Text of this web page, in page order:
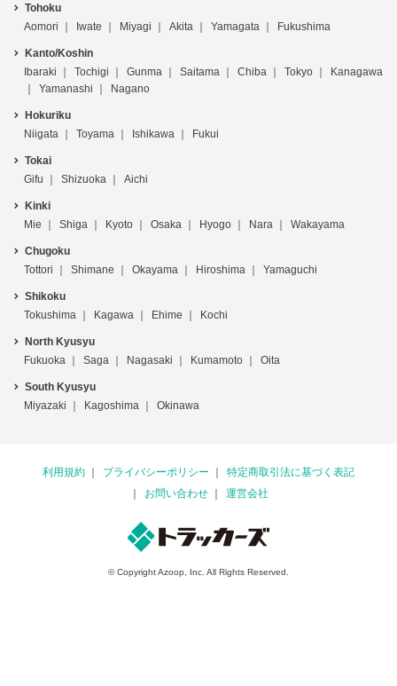
Tohoku
Aomori
Iwate Miyagi Akita Yamagata Fukushima
Kanto/Koshin
Ibaraki
Tochigi Gunma Saitama Chiba Tokyo
Kanagawa
Yamanashi
Nagano
Hokuriku
Niigata
Toyama Ishikawa Fukui
Tokai
Gifu
Shizuoka Aichi
Kinki
Mie
Shiga Kyoto Osaka Hyogo Nara Wakayama
Chugoku
Tottori
Shimane Okayama Hiroshima Yamaguchi
Shikoku
Tokushima
Kagawa Ehime Kochi
North Kyusyu
Fukuoka
Saga Nagasaki Kumamoto Oita
South Kyusyu
Miyazaki
Kagoshima Okinawa
利用規約 プライバシーポリシー
特定商取引法に基づく表記
お問い合わせ
運営会社
© Copyright Azoop, Inc. All Rights Reserved.